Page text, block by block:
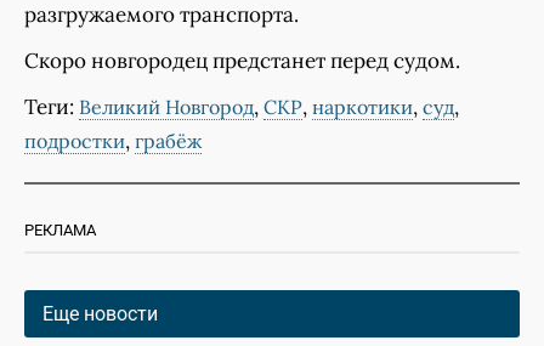
разгружаемого транспорта.
Скоро новгородец предстанет перед судом.
Теги: Великий Новгород, СКР, наркотики, суд,
подростки, грабёж
РЕКЛАМА
Еще новости